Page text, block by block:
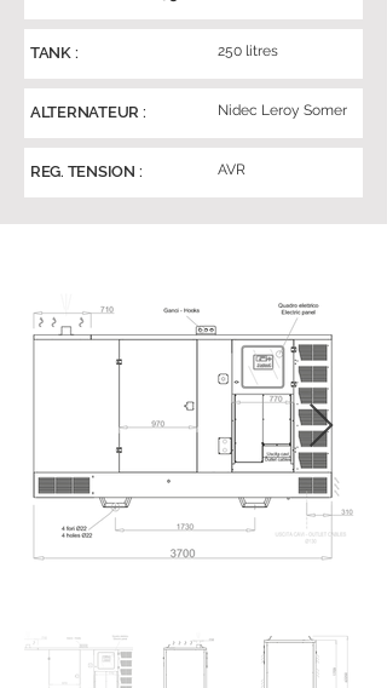
TANK : 250 litres
ALTERNATEUR : Nidec Leroy Somer
REG. TENSION : AVR